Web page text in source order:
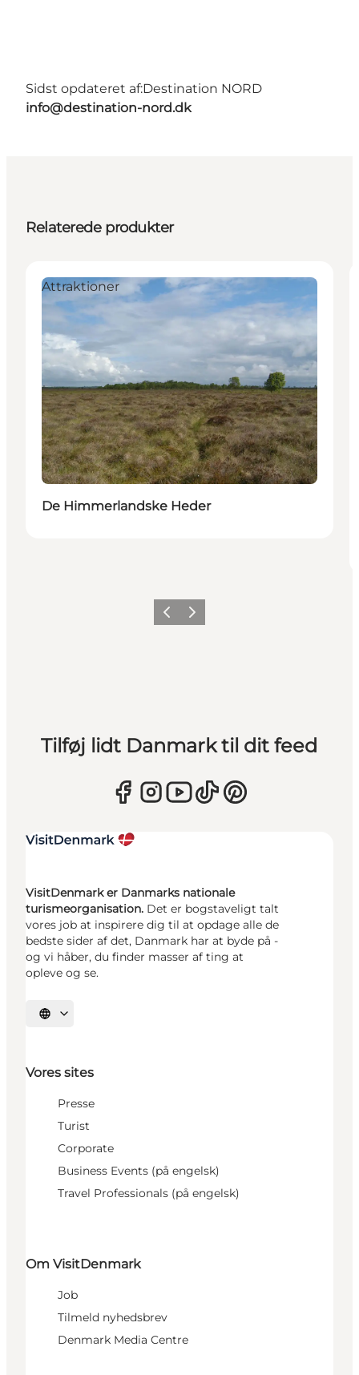
Sidst opdateret af:Destination NORD
info@destination-nord.dk
Relaterede produkter
Attraktioner
De Himmerlandske Heder
ForrigeNæste
Tilføj lidt Danmark til dit feed
VisitDenmark er Danmarks nationale
turismeorganisation. Det er bogstaveligt talt
vores job at inspirere dig til at opdage alle de
bedste sider af det, Danmark har at byde på -
og vi håber, du finder masser af ting at
opleve og se.
Vælg sprog
Vores sites
Presse
Turist
Corporate
Business Events (på engelsk)
Travel Professionals (på engelsk)
Om VisitDenmark
Job
Tilmeld nyhedsbrev
Denmark Media Centre